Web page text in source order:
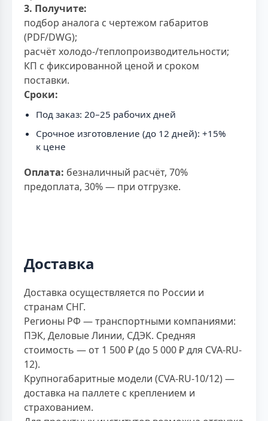
3. Получите:
подбор аналога с чертежом габаритов
(PDF/DWG);
расчёт холодо-/теплопроизводительности;
КП с фиксированной ценой и сроком
поставки.
Сроки:
Под заказ: 20–25 рабочих дней
Срочное изготовление (до 12 дней): +15%
к цене
Оплата: безналичный расчёт, 70%
предоплата, 30% — при отгрузке.
Доставка
Доставка осуществляется по России и
странам СНГ.
Регионы РФ — транспортными компаниями:
ПЭК, Деловые Линии, СДЭК. Средняя
стоимость — от 1 500 ₽ (до 5 000 ₽ для CVA-RU-
12).
Крупногабаритные модели (CVA-RU-10/12) —
доставка на паллете с креплением и
страхованием.